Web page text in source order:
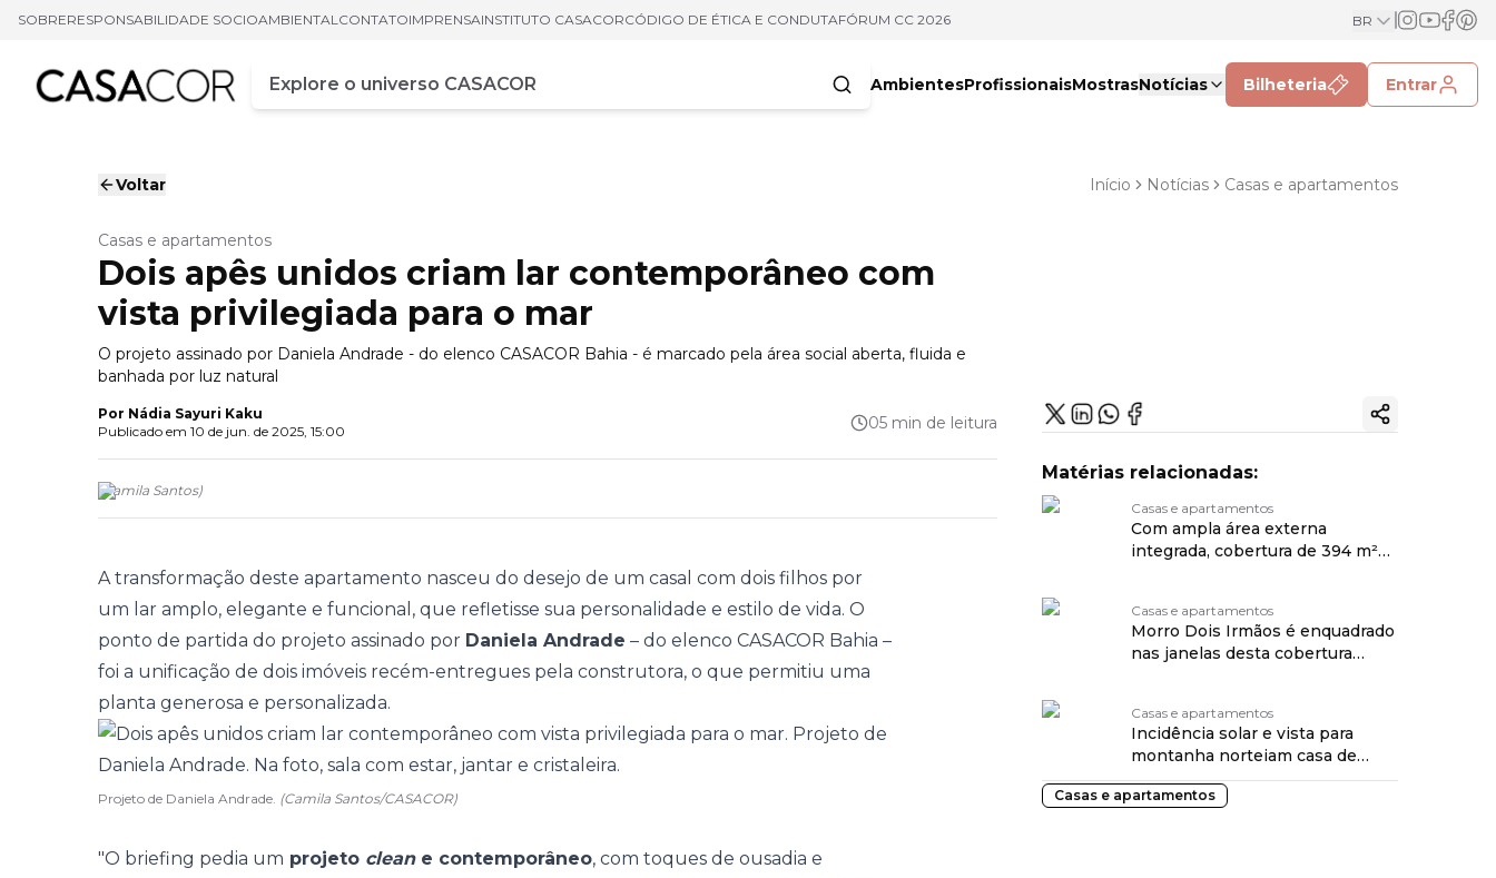
SOBRERESPONSABILIDADE SOCIOAMBIENTALCONTATOIMPRENSAINSTITUTO CASACORCÓDIGO DE ÉTICA E CONDUTAFÓRUM CC 2026 BR
Campo de busca
Digite pelo menos três caracteres
AmbientesProfissionaisMostrasNotícias Bilheteria Entrar
Voltar Início Notícias Casas e apartamentos
Casas e apartamentos
Dois apês unidos criam lar contemporâneo com
vista privilegiada para o mar
O projeto assinado por Daniela Andrade - do elenco CASACOR Bahia - é marcado pela área social aberta, fluida e
banhada por luz natural
Por Nádia Sayuri Kaku
Publicado em 10 de jun. de 2025, 15:00 05 min de leitura
(Camila Santos)
A transformação deste apartamento nasceu do desejo de um casal com dois filhos por
um lar amplo, elegante e funcional, que refletisse sua personalidade e estilo de vida. O
ponto de partida do projeto assinado por Daniela Andrade – do elenco CASACOR Bahia –
foi a unificação de dois imóveis recém-entregues pela construtora, o que permitiu uma
planta generosa e personalizada.
Projeto de Daniela Andrade. (Camila Santos/CASACOR)
"O briefing pedia um projeto cleane contemporâneo, com toques de ousadia e
Copiar link
Matérias relacionadas:
Casas e apartamentos
Com ampla área externa
integrada, cobertura de 394 m²
Casas e apartamentos
Morro Dois Irmãos é enquadrado
nas janelas desta cobertura
Casas e apartamentos
Incidência solar e vista para
montanha norteiam casa de
campo térrea
Casas e apartamentos